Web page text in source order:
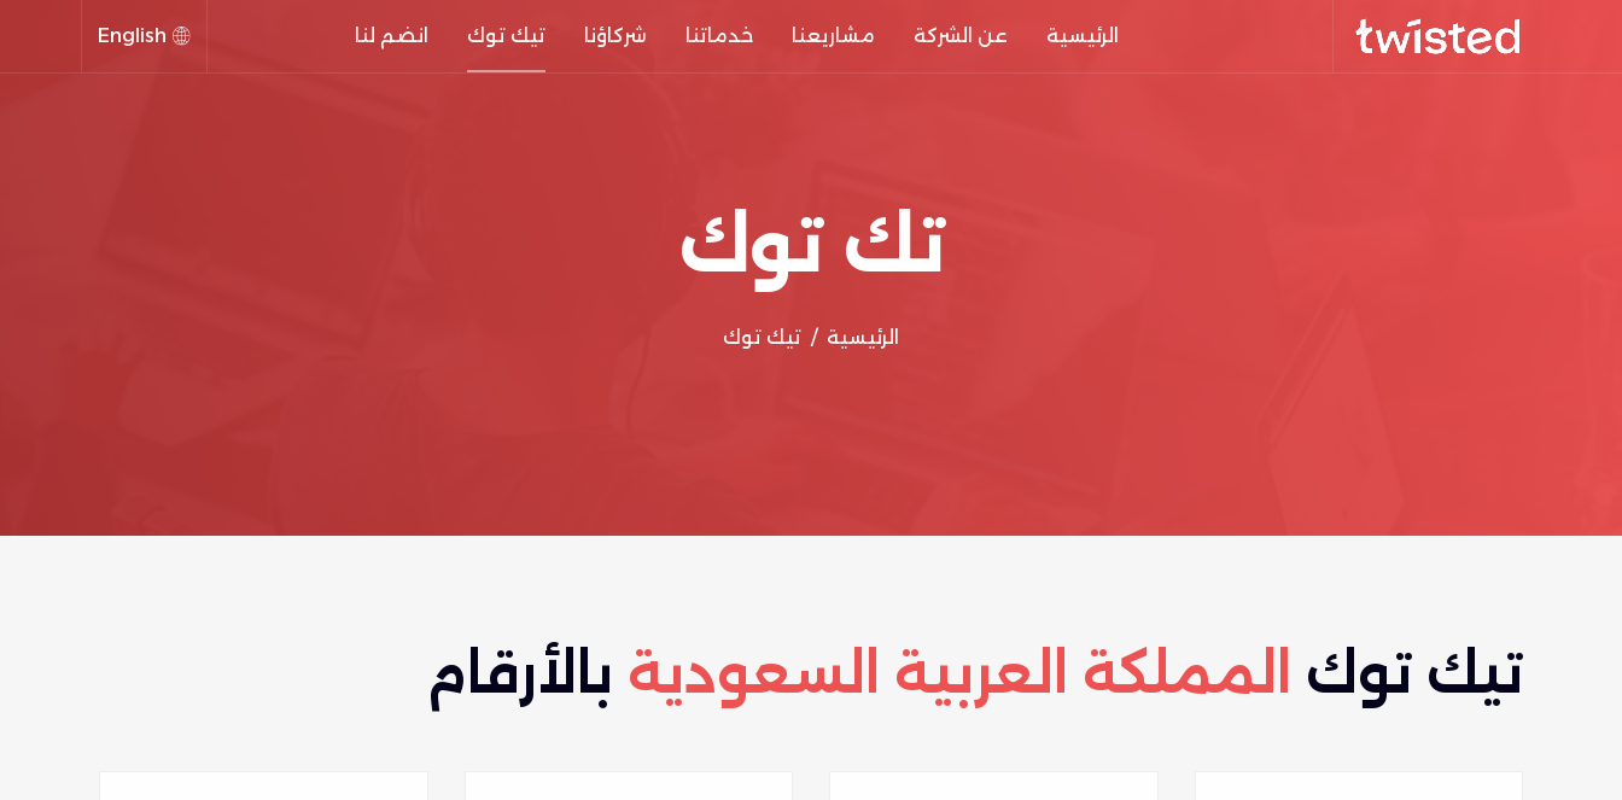
الرئيسية عن الشركة مشاريعنا خدماتنا شركاؤنا تيك توك انضم لنا English
تك توك
الرئيسية تيك توك
تيك توك المملكة العربية السعودية بالأرقام